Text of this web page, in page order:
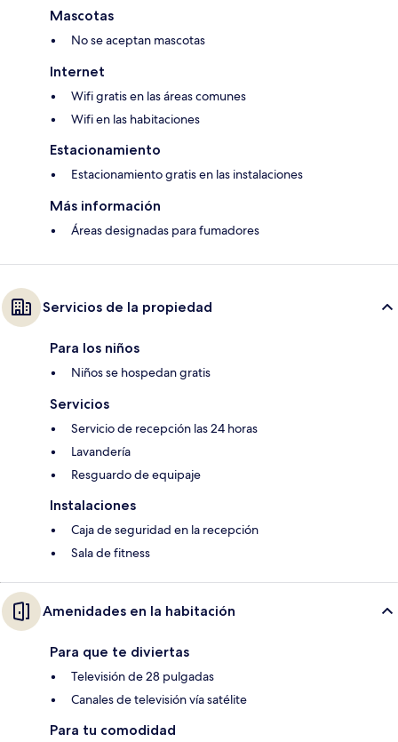
Mascotas
No se aceptan mascotas
Internet
Wifi gratis en las áreas comunes
Wifi en las habitaciones
Estacionamiento
Estacionamiento gratis en las instalaciones
Más información
Áreas designadas para fumadores
Servicios de la propiedad
Para los niños
Niños se hospedan gratis
Servicios
Servicio de recepción las 24 horas
Lavandería
Resguardo de equipaje
Instalaciones
Caja de seguridad en la recepción
Sala de fitness
Amenidades en la habitación
Para que te diviertas
Televisión de 28 pulgadas
Canales de televisión vía satélite
Para tu comodidad